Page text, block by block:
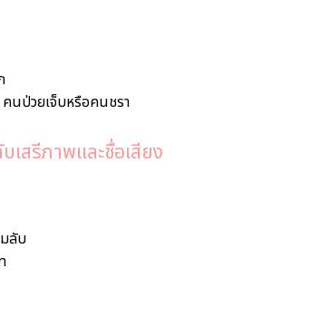
นป่วยเจ็บหรือคนชรา
สรีภาพและชื่อเสียง
ลับ